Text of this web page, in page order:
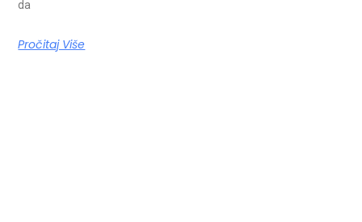
da
Pročitaj Više